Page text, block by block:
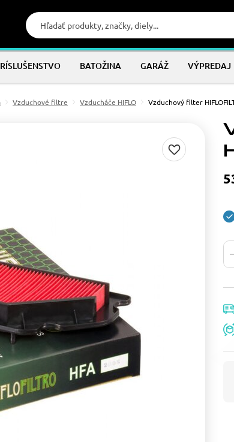
BATOŽINA GARÁŽ VÝPREDAJ
Vzduchové filtre Vzducháče HIFLO Vzduchový filter